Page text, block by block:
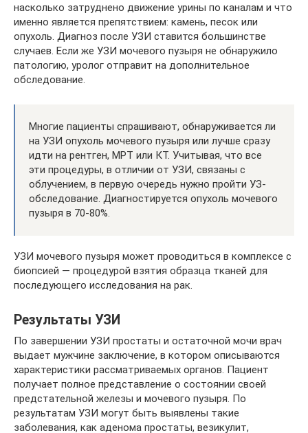
насколько затруднено движение урины по каналам и что
именно является препятствием: камень, песок или
опухоль. Диагноз после УЗИ ставится большинстве
случаев. Если же УЗИ мочевого пузыря не обнаружило
патологию, уролог отправит на дополнительное
обследование.
Многие пациенты спрашивают, обнаруживается ли
на УЗИ опухоль мочевого пузыря или лучше сразу
идти на рентген, МРТ или КТ. Учитывая, что все
эти процедуры, в отличии от УЗИ, связаны с
облучением, в первую очередь нужно пройти УЗ-
обследование. Диагностируется опухоль мочевого
пузыря в 70-80%.
УЗИ мочевого пузыря может проводиться в комплексе с
биопсией — процедурой взятия образца тканей для
последующего исследования на рак.
Результаты УЗИ
По завершении УЗИ простаты и остаточной мочи врач
выдает мужчине заключение, в котором описываются
характеристики рассматриваемых органов. Пациент
получает полное представление о состоянии своей
предстательной железы и мочевого пузыря. По
результатам УЗИ могут быть выявлены такие
заболевания, как аденома простаты, везикулит,